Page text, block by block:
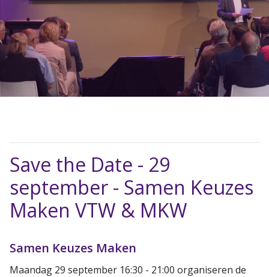
Save the Date - 29
september - Samen Keuzes
Maken VTW & MKW
Samen Keuzes Maken
Maandag 29 september 16:30 - 21:00 organiseren de